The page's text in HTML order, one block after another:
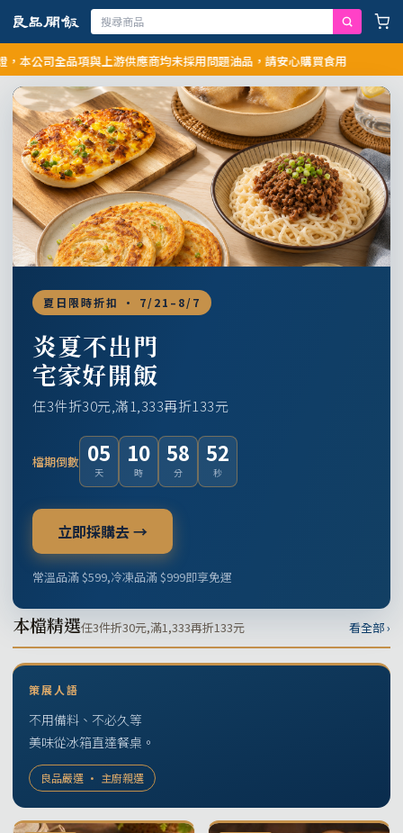
司全品項與上游供應商均未採用問題油品，請安心購買食用
夏日限時折扣 · 7/21–8/7
炎夏不出門
宅家好開飯
任3件折30元,滿1,333再折133元
檔期倒數 05
天
10
時
58
分
51
秒
立即採購去 →
常溫品滿 $599,冷凍品滿 $999即享免運
本檔精選任3件折30元,滿1,333再折133元 看全部 ›
策展人語
不用備料、不必久等
美味從冰箱直達餐桌。
良品嚴選 · 主廚親選